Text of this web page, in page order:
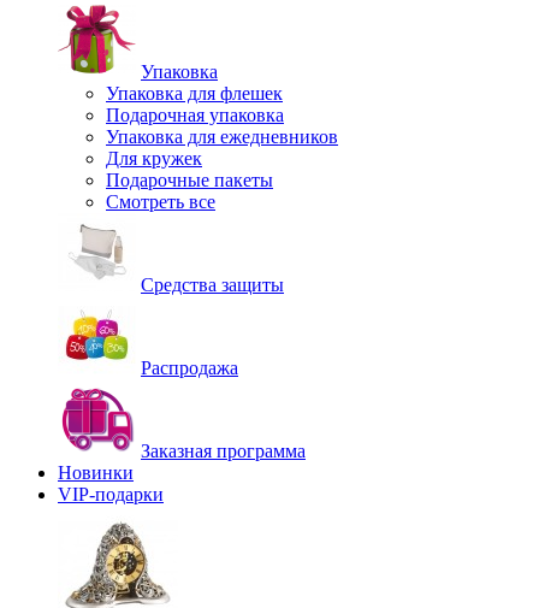
Упаковка
Упаковка для флешек
Подарочная упаковка
Упаковка для ежедневников
Для кружек
Подарочные пакеты
Смотреть все
Средства защиты
Распродажа
Заказная программа
Новинки
VIP-подарки